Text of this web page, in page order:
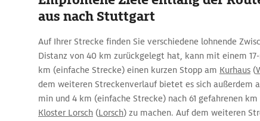
aus nach Stuttgart
Auf Ihrer Strecke finden Sie verschiedene lohnende
Distanz von 40 km zurückgelegt hat, kann mit einem
km (einfache Strecke) einen kurzen Stopp am Kurhaus (
dem weiteren Streckenverlauf bietet es sich außerdem
min und 4 km (einfache Strecke) nach 61 gefahrenen
Kloster Lorsch (Lorsch) zu machen. Auf dem weiteren